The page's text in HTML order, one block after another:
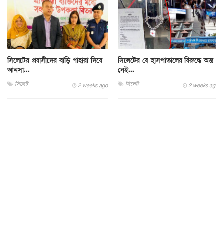
সিলেটের প্রবাসীদের বাড়ি পাহারা দিবে
আনসা...
সিলেট 2 weeks ago
সিলেটের যে হাসপাতালের বিরুদ্ধে অন্ত
নেই...
সিলেট 2 weeks ago